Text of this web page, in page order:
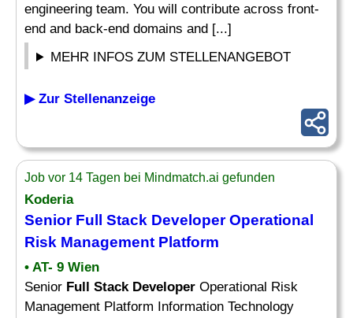
engineering team. You will contribute across front-
end and back-end domains and [...]
MEHR INFOS ZUM STELLENANGEBOT
▶ Zur Stellenanzeige
Job vor 14 Tagen bei Mindmatch.ai gefunden
Koderia
Senior Full Stack DeveloperOperational
Risk Management Platform
• AT- 9 Wien
Senior Full Stack Developer Operational Risk
Management Platform Information Technology